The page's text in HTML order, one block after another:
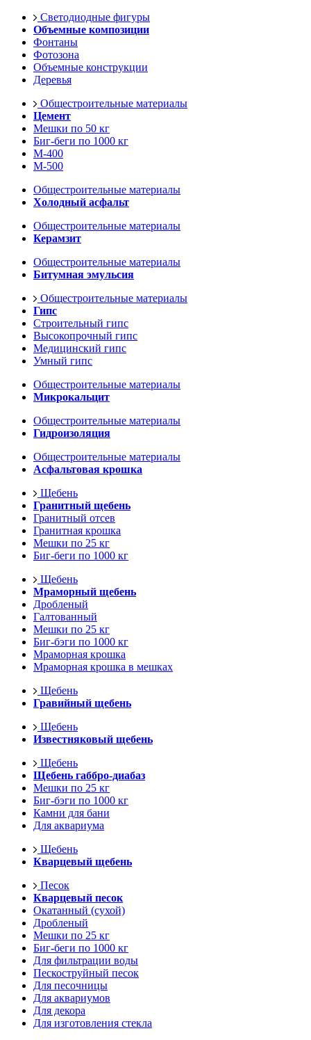
Светодиодные фигуры
Объемные композиции
Фонтаны
Фотозона
Объемные конструкции
Деревья
Общестроительные материалы
Цемент
Мешки по 50 кг
Биг-беги по 1000 кг
М-400
М-500
Общестроительные материалы
Холодный асфальт
Общестроительные материалы
Керамзит
Общестроительные материалы
Битумная эмульсия
Общестроительные материалы
Гипс
Строительный гипс
Высокопрочный гипс
Медицинский гипс
Умный гипс
Общестроительные материалы
Микрокальцит
Общестроительные материалы
Гидроизоляция
Общестроительные материалы
Асфальтовая крошка
Щебень
Гранитный щебень
Гранитный отсев
Гранитная крошка
Мешки по 25 кг
Биг-беги по 1000 кг
Щебень
Мраморный щебень
Дробленый
Галтованный
Мешки по 25 кг
Биг-бэги по 1000 кг
Мраморная крошка
Мраморная крошка в мешках
Щебень
Гравийный щебень
Щебень
Известняковый щебень
Щебень
Щебень габбро-диабаз
Мешки по 25 кг
Биг-бэги по 1000 кг
Камни для бани
Для аквариума
Щебень
Кварцевый щебень
Песок
Кварцевый песок
Окатанный (сухой)
Дробленый
Мешки по 25 кг
Биг-беги по 1000 кг
Для фильтрации воды
Пескоструйный песок
Для песочницы
Для аквариумов
Для декора
Для изготовления стекла